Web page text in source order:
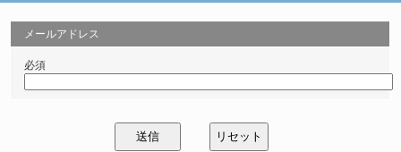
メールアドレス
必須